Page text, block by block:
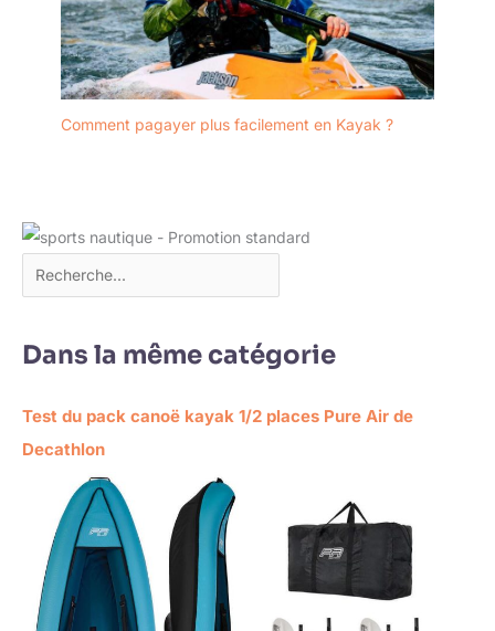
Comment pagayer plus facilement en Kayak ?
Dans la même catégorie
Test du pack canoë kayak 1/2 places Pure Air de
Decathlon